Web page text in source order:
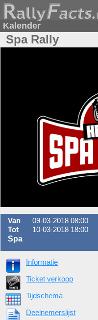
Kalender
Spa Rally
Van
09-03-2018 08:00
Tot
10-03-2018 18:00
Spa
Informatie
Ticket verkoop
Tijdschema
Deelnemerslijst